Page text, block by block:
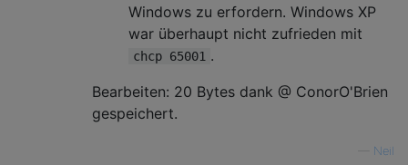
Windows zu erfordern. Windows XP
war überhaupt nicht zufrieden mit
chcp 65001 .
Bearbeiten: 20 Bytes dank @ ConorO'Brien
gespeichert.
Neil